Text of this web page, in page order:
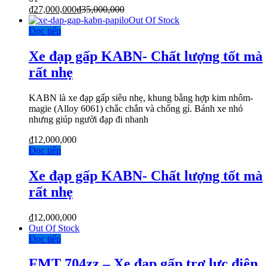
₫27,000,000₫35,000,000
Out Of Stock
Đọc tiếp
Xe đạp gấp KABN- Chất lượng tốt mà
rất nhẹ
KABN là xe đạp gấp siêu nhẹ, khung bằng hợp kim nhôm-
magie (Alloy 6061) chắc chắn và chống gỉ. Bánh xe nhỏ
nhưng giúp người đạp đi nhanh
₫12,000,000
Đọc tiếp
Xe đạp gấp KABN- Chất lượng tốt mà
rất nhẹ
₫12,000,000
Out Of Stock
Đọc tiếp